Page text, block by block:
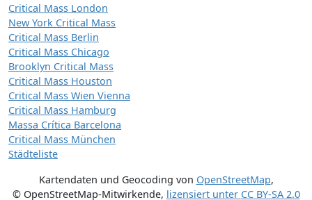
Critical Mass London
New York Critical Mass
Critical Mass Berlin
Critical Mass Chicago
Brooklyn Critical Mass
Critical Mass Houston
Critical Mass Wien Vienna
Critical Mass Hamburg
Massa Crítica Barcelona
Critical Mass München
Städteliste
Kartendaten und Geocoding von OpenStreetMap,
© OpenStreetMap-Mitwirkende, lizensiert unter CC BY-SA 2.0